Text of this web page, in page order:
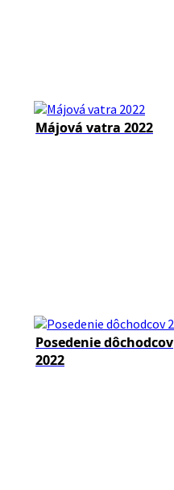
Májová vatra 2022
Posedenie dôchodcov
2022